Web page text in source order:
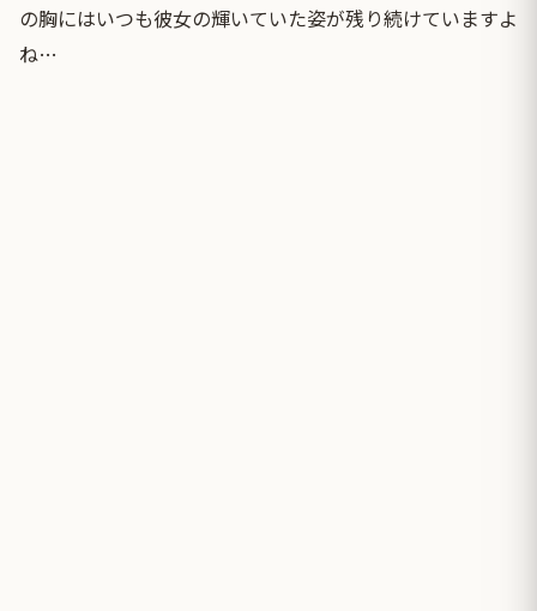
の胸にはいつも彼女の輝いていた姿が残り続けていますよ
ね…